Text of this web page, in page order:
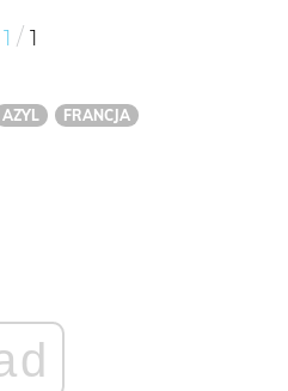
1 / 1
AZYL FRANCJA